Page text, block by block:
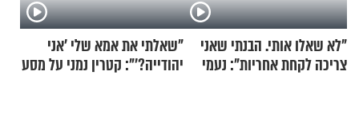
"לא שאלו אותי. הבנתי שאני
צריכה לקחת אחריות": נעמי
"שאלתי את אמא שלי 'אני
יהודייה?'": קטרין נמני על מסע